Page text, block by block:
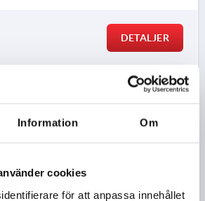
Information Om
cookies
för att anpassa innehållet
DETALJER